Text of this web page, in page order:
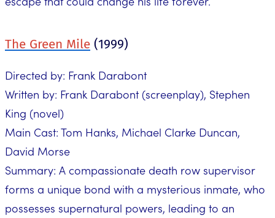
The Green Mile (1999)
Directed by: Frank Darabont
Written by: Frank Darabont (screenplay), Stephen
King (novel)
Main Cast: Tom Hanks, Michael Clarke Duncan,
David Morse
Summary: A compassionate death row supervisor
forms a unique bond with a mysterious inmate, who
possesses supernatural powers, leading to an